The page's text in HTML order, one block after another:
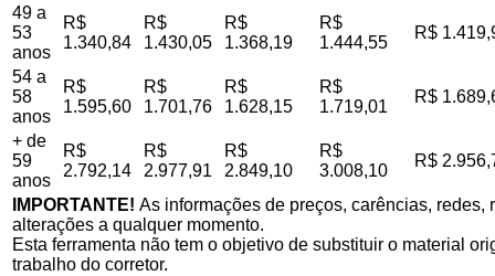
49 a
53
anos
R$
1.340,84
R$
1.430,05
R$
1.368,19
R$
1.444,55
R$
54 a
58
anos
R$
1.595,60
R$
1.701,76
R$
1.628,15
R$
1.719,01
R$
+ de
59
anos
R$
2.792,14
R$
2.977,91
R$
2.849,10
R$
3.008,10
R$
IMPORTANTE! As informações de preços, carências,
alterações a qualquer momento.
Esta ferramenta não tem o objetivo de substituir o material
trabalho do corretor.